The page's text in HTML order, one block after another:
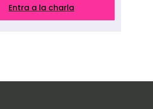
Entra a la charla